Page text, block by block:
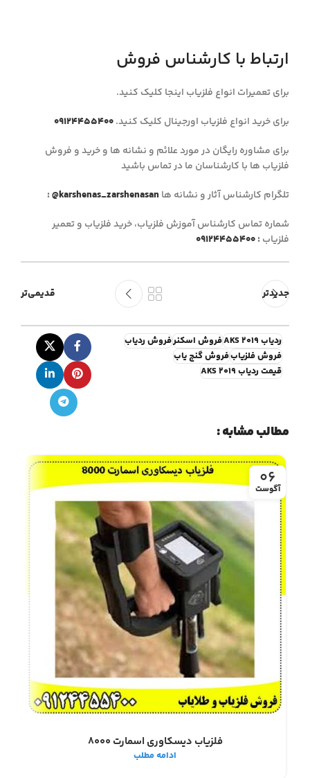
ارتباط با کارشناس فروش
برای تعمیرات انواع فلزیاب اینجا کلیک کنید.
برای خرید انواع فلزیاب اورجینال کلیک کنید.09124455400
برای مشاوره رایگان در مورد علائم و نشانه ها و خرید و فروش
فلزیاب ها با کارشناسان ما در تماس باشید
تلگرام کارشناس آثار و نشانه ها
:@karshenas_zarshenasan
شماره تماس کارشناس آموزش فلزیاب، خرید فلزیاب و تعمیر
فلزیاب :
09124455400
جدیدتر قدیمی‌تر
ردیاب AKS 2019 فروش اسکنرفروش ردیاب
فروش فلزیابفروش گنج یاب
قیمت ردیاب AKS 2019
مطالب مشابه :
06
آگوست
فلزیاب دیسکاوری اسمارت 8000
ادامه مطلب